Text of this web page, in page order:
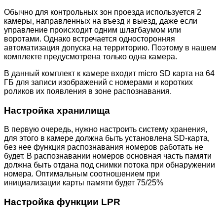
Обычно для контрольных зон проезда используется 2
камеры, направленных на въезд и выезд, даже если
управление происходит одним шлагбаумом или
воротами. Однако встречается односторонняя
автоматизация допуска на территорию. Поэтому в нашем
комплекте предусмотрена только одна камера.
В данный комплект к камере входит micro SD карта на 64
ГБ для записи изображений с номерами и коротких
роликов их появления в зоне распознавания.
Настройка хранилища
В первую очередь, нужно настроить систему хранения,
для этого в камере должна быть установлена SD-карта,
без нее функция распознавания номеров работать не
будет. В распознавании номеров основная часть памяти
должна быть отдана под снимки потока при обнаружении
номера. Оптимальным соотношением при
инициализации карты памяти будет 75/25%
Настройка функции LPR